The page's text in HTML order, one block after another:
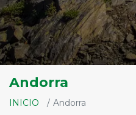
Andorra
INICIO Andorra